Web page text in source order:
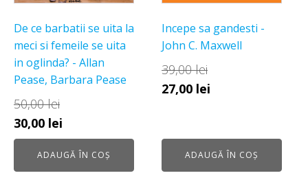
De ce barbatii se uita la
meci si femeile se uita
in oglinda? - Allan
Pease, Barbara Pease
50,00lei
Prețul
inițial
30,00 lei
curent
este:
ADAUGĂ ÎN COȘ
Incepe sa gandesti -
John C. Maxwell
39,00lei
Prețul
fost:
27,00 lei
27,00 lei.
ADAUGĂ ÎN COȘ